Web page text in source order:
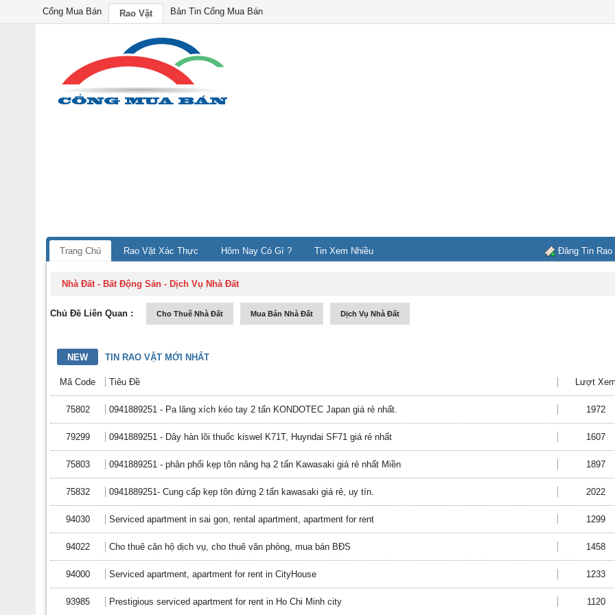
Cổng Mua Bán Rao Vặt Bản Tin Cổng Mua Bán
Trang Chủ Rao Vặt Xác Thực Hôm Nay Có Gì ? Tin Xem Nhiều Đăng Tin Rao
Nhà Đất - Bất Động Sản - Dịch Vụ Nhà Đất
Chủ Đề Liên Quan : Cho Thuê Nhà Đất Mua Bán Nhà Đất Dịch Vụ Nhà Đất
NEW TIN RAO VẶT MỚI NHẤT
Mã Code Tiêu Đề Lượt
75802 0941889251 - Pa lăng xích kéo tay 2 tấn KONDOTEC Japan giá rẻ nhất. 1972
79299 0941889251 - Dây hàn lõi thuốc kiswel K71T, Huyndai SF71 giá rẻ nhất 1607
75803 0941889251 - phân phối kẹp tôn nâng hạ 2 tấn Kawasaki giá rẻ nhất Miền 1897
75832 0941889251- Cung cấp kẹp tôn đứng 2 tấn kawasaki giá rẻ, uy tín. 2022
94030 Serviced apartment in sai gon, rental apartment, apartment for rent 1299
94022 Cho thuê căn hộ dịch vụ, cho thuê văn phòng, mua bán BĐS 1458
94000 Serviced apartment, apartment for rent in CityHouse 1233
93985 Prestigious serviced apartment for rent in Ho Chi Minh city 1120